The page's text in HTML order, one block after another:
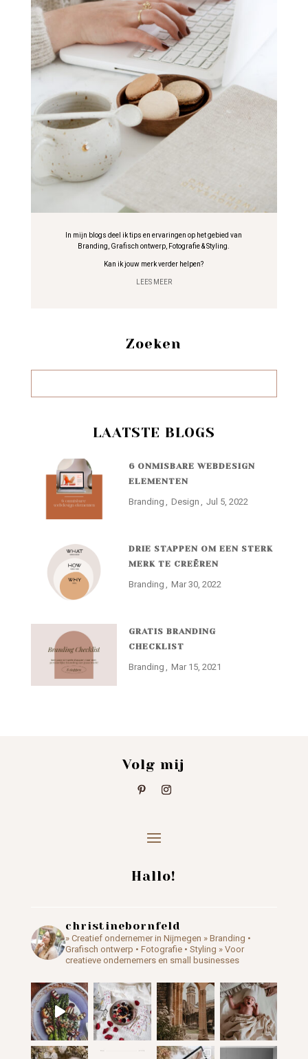
In mijn blogs deel ik tips en ervaringen op het gebied van
Branding, Grafisch ontwerp, Fotografie & Styling.
Kan ik jouw merk verder helpen?
LEES MEER
Zoeken
LAATSTE BLOGS
6 ONMISBARE WEBDESIGN
ELEMENTEN
Branding Design Jul 5, 2022
DRIE STAPPEN OM EEN STERK
MERK TE CREËREN
Branding Mar 30, 2022
GRATIS BRANDING
CHECKLIST
Branding Mar 15, 2021
Volg mij
Hallo!
christinebornfeld
» Creatief ondernemer in Nijmegen » Branding •
Grafisch ontwerp • Fotografie • Styling » Voor
creatieve ondernemers en small businesses